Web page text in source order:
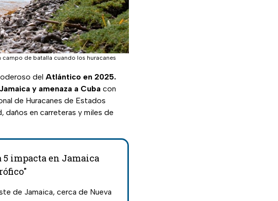
campo de batalla cuando los huracanes
del Atlántico en 2025.
Jamaica y amenaza a Cuba con
de Huracanes de Estados
en carreteras y miles de
impacta en Jamaica
de Jamaica, cerca de Nueva